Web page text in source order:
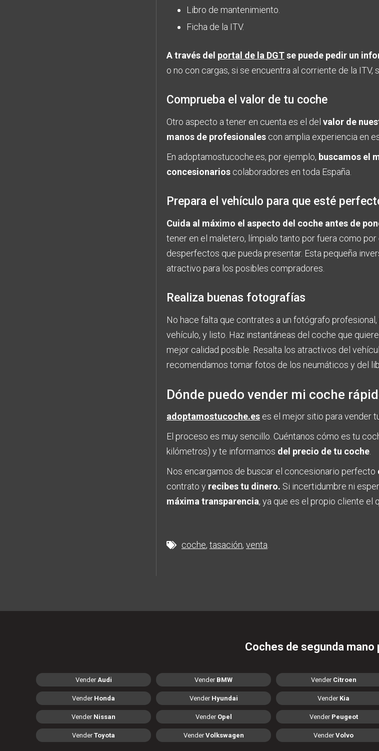
Libro de mantenimiento.
Ficha de la ITV.
A través del portal de la DGTse puede pedir un
o no con cargas, si se encuentra al corriente de la ITV,
Comprueba el valor de tu coche
Otro aspecto a tener en cuenta es el del valor de
manos de profesionales con amplia experiencia en
En adoptamostucoche.es, por ejemplo, buscamos el
concesionarios colaboradores en toda España.
Prepara el vehículo para que esté
Cuida al máximo el aspecto del coche antes de
tener en el maletero, límpialo tanto por fuera como
desperfectos que pueda presentar. Esta pequeña
atractivo para los posibles compradores.
Realiza buenas fotografías
No hace falta que contrates a un fotógrafo
vehículo, y listo. Haz instantáneas del coche que
mejor calidad posible. Resalta los atractivos del
recomendamos tomar fotos de los neumáticos y del
Dónde puedo vender mi coche
adoptamostucoche.es es el mejor sitio para vender
El proceso es muy sencillo. Cuéntanos cómo es tu
kilómetros) y te informamos del precio de tu coche.
Nos encargamos de buscar el concesionario perfecto
contrato y recibes tu dinero. Si incertidumbre ni
máxima transparencia, ya que es el propio cliente el
coche tasación venta
Coches de segunda mano
VenderAudi Vender BMW Vender Citroen
Vender Honda Vender Hyundai Vender Kia
Vender Nissan Vender Opel Vender Peugeot
VenderToyota VenderVolkswagen VenderVolvo